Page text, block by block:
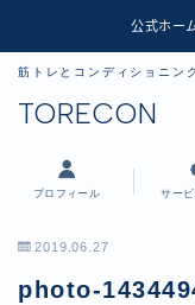
公式ホー
TORECON
筋トレとコンディショニン
MENU
プロフィール
公式ホームページ
プロフィール サー
2019.06.27
photo-